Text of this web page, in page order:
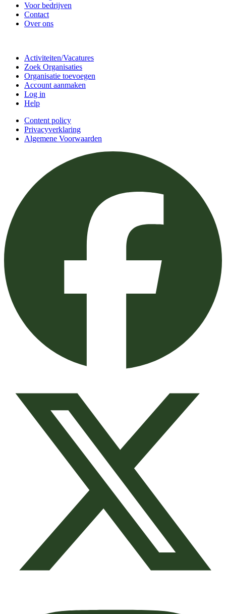
Voor bedrijven
Contact
Over ons
Activiteiten/Vacatures
Zoek Organisaties
Organisatie toevoegen
Account aanmaken
Log in
Help
Content policy
Privacyverklaring
Algemene Voorwaarden